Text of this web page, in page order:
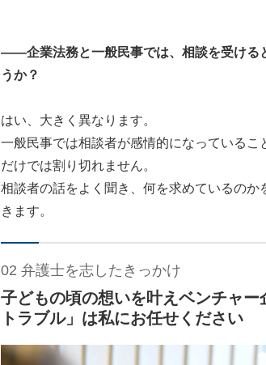
――企業法務と一般民事では、相談を受ける
うか？
はい、大きく異なります。
一般民事では相談者が感情的になっているこ
だけでは割り切れません。
相談者の話をよく聞き、何を求めているの
きます。
02 弁護士を志したきっかけ
子どもの頃の想いを叶えベンチャ
トラブル」は私にお任せください